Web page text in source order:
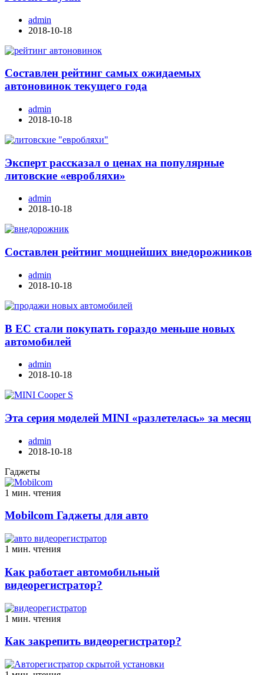
admin
2018-10-18
Составлен рейтинг самых ожидаемых
автоновинок текущего года
admin
2018-10-18
Эксперт рассказал о ценах на популярные
литовские «евробляхи»
admin
2018-10-18
Составлен рейтинг мощнейших внедорожников
admin
2018-10-18
В ЕС стали покупать гораздо меньше новых
автомобилей
admin
2018-10-18
Эта серия моделей MINI «разлетелась» за месяц
admin
2018-10-18
Гаджеты
1 мин. чтения
Mobilcom Гаджеты для авто
1 мин. чтения
Как работает автомобильный
видеорегистратор?
1 мин. чтения
Как закрепить видеорегистратор?